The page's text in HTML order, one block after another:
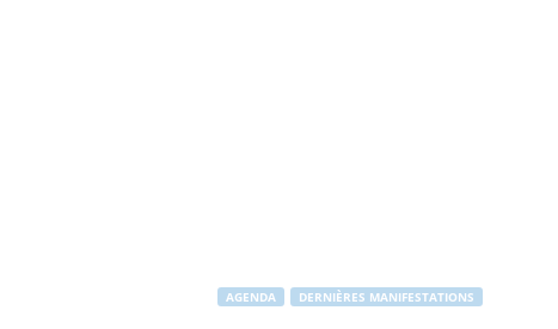
AGENDA DERNIÈRES MANIFESTATIONS